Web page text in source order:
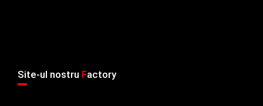
Site-ul nostru Factory